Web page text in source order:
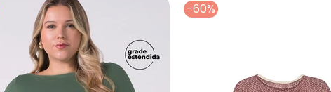
-60%